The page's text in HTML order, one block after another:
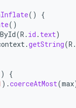
()
{
()
(R . id . text)
.getString(R .
{
).coerceAtMost(max